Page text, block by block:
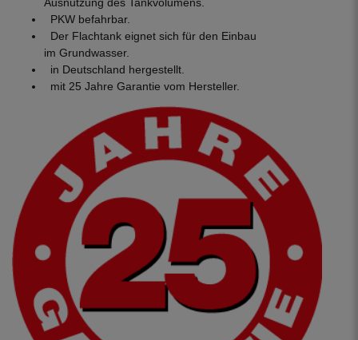
PKW befahrbar.
Der Flachtank eignet sich für den Einbau
im Grundwasser.
in Deutschland hergestellt.
mit 25 Jahre Garantie vom Hersteller.